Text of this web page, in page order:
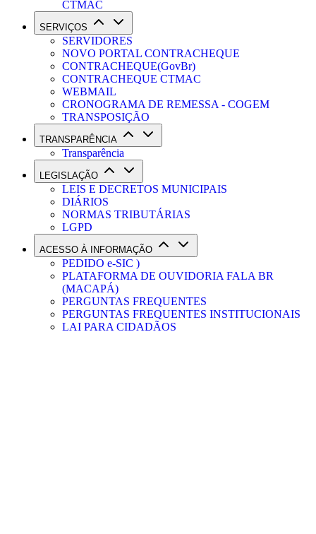
CTMAC
SERVIÇOS
SERVIDORES
NOVO PORTAL CONTRACHEQUE
CONTRACHEQUE(GovBr)
CONTRACHEQUE CTMAC
WEBMAIL
CRONOGRAMA DE REMESSA - COGEM
TRANSPOSIÇÃO
TRANSPARÊNCIA
Transparência
LEGISLAÇÃO
LEIS E DECRETOS MUNICIPAIS
DIÁRIOS
NORMAS TRIBUTÁRIAS
LGPD
ACESSO À INFORMAÇÃO
PEDIDO e-SIC )
PLATAFORMA DE OUVIDORIA FALA BR
(MACAPÁ)
PERGUNTAS FREQUENTES
PERGUNTAS FREQUENTES INSTITUCIONAIS
LAI PARA CIDADÃOS